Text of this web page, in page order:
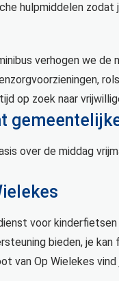
hulpmiddelen
verhogen we de
op zoek naar
over de middag
voor kinderfietsen
bieden, je
van Op Wielekes